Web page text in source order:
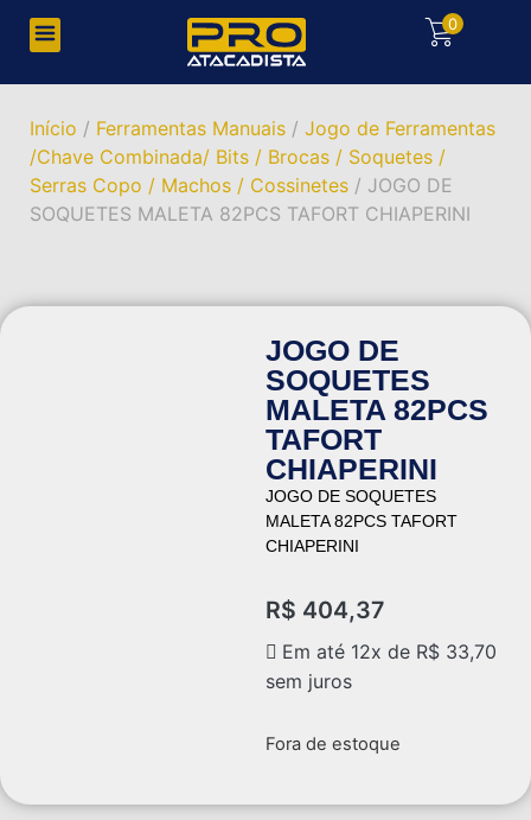
0
Início / Ferramentas Manuais / Jogo de Ferramentas
/Chave Combinada/ Bits / Brocas / Soquetes /
Serras Copo / Machos / Cossinetes / JOGO DE
SOQUETES MALETA 82PCS TAFORT CHIAPERINI
JOGO DE
SOQUETES
MALETA 82PCS
TAFORT
CHIAPERINI
JOGO DE SOQUETES
MALETA 82PCS TAFORT
CHIAPERINI
R$ 404,37
Em até 12x de R$ 33,70
sem juros
Fora de estoque